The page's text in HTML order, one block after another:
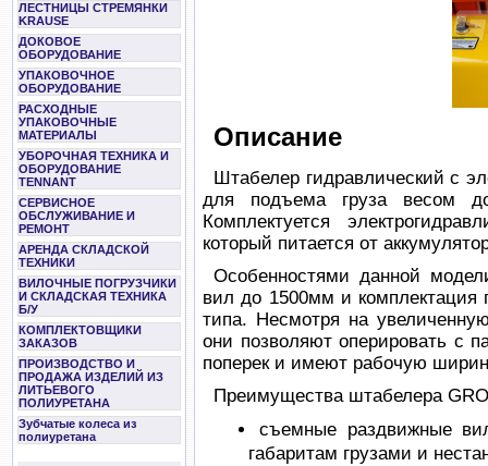
ЛЕСТНИЦЫ СТРЕМЯНКИ
KRAUSE
ДОКОВОЕ
ОБОРУДОВАНИЕ
УПАКОВОЧНОЕ
ОБОРУДОВАНИЕ
РАСХОДНЫЕ
УПАКОВОЧНЫЕ
МАТЕРИАЛЫ
УБОРОЧНАЯ ТЕХНИКА И
ОБОРУДОВАНИЕ
TENNANT
СЕРВИСНОЕ
ОБСЛУЖИВАНИЕ И
РЕМОНТ
АРЕНДА СКЛАДСКОЙ
ТЕХНИКИ
ВИЛОЧНЫЕ ПОГРУЗЧИКИ
И СКЛАДСКАЯ ТЕХНИКА
Б/У
КОМПЛЕКТОВЩИКИ
ЗАКАЗОВ
ПРОИЗВОДСТВО И
ПРОДАЖА ИЗДЕЛИЙ ИЗ
ЛИТЬЕВОГО
ПОЛИУРЕТАНА
Зубчатые колеса из
полиуретана
Описание
Штабелер гидравлический с
для подъема груза весом
Комплектуется
который питается от
Особенностями данной
вил до 1500мм и комплектация
типа. Несмотря на
они позволяют оперировать с
поперек и имеют рабочую
Преимущества штабелера
съемные раздвижные
габаритам грузами и